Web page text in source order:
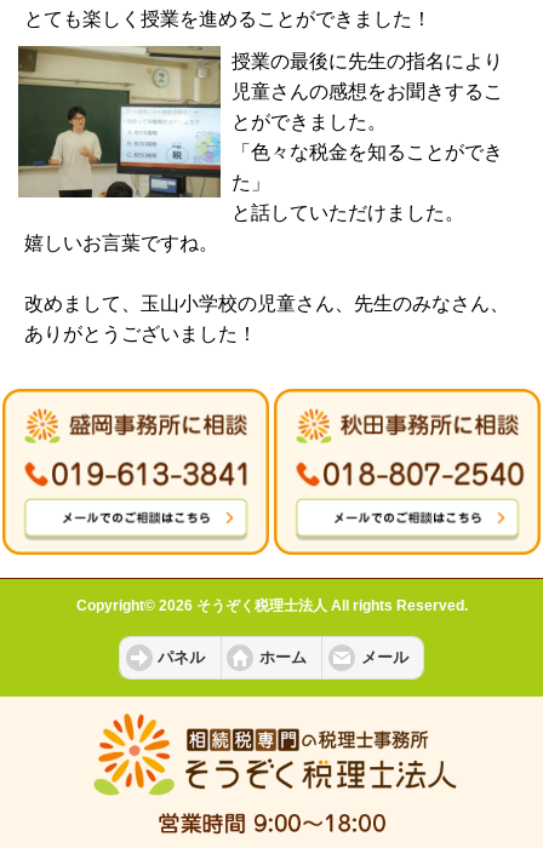
とても楽しく授業を進めることができました！
授業の最後に先生の指名により
児童さんの感想をお聞きするこ
とができました。
「色々な税金を知ることができ
た」
と話していただけました。
嬉しいお言葉ですね。
改めまして、玉山小学校の児童さん、先生のみなさん、
ありがとうございました！
Copyright© 2026 そうぞく税理士法人 All rights Reserved.
パネル ホーム メール